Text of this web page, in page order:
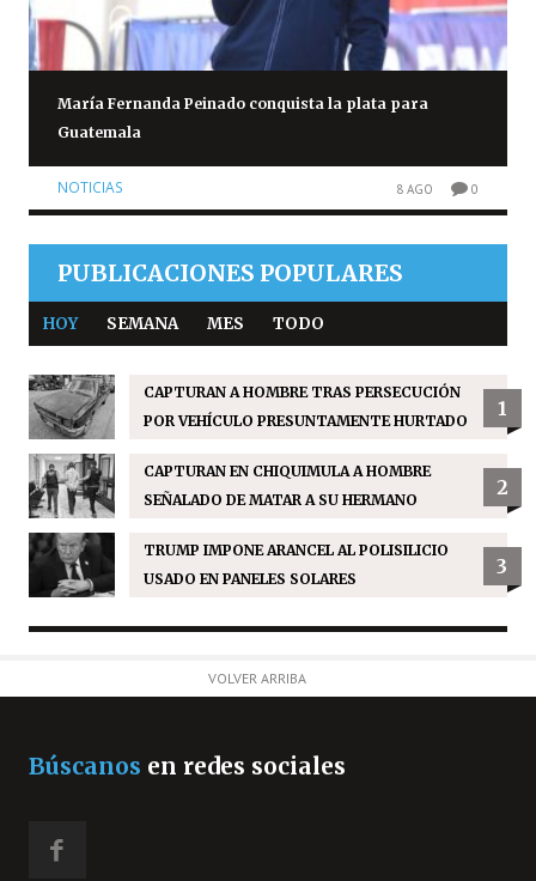
María Fernanda Peinado conquista la plata para
Guatemala
NOTICIAS 8 AGO 0
PUBLICACIONES POPULARES
HOY SEMANA MES TODO
CAPTURAN A HOMBRE TRAS PERSECUCIÓN
POR VEHÍCULO PRESUNTAMENTE HURTADO
1
CAPTURAN EN CHIQUIMULA A HOMBRE
SEÑALADO DE MATAR A SU HERMANO
2
TRUMP IMPONE ARANCEL AL POLISILICIO
USADO EN PANELES SOLARES
3
VOLVER ARRIBA
Búscanos en redes sociales